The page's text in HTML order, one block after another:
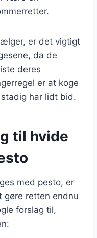
er det vigtigt
da de
deres
er at koge
har lidt bid.
til hvide
med pesto, er
gøre retten endnu
forslag til,